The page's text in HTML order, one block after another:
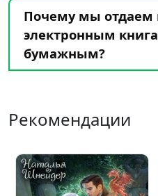
Почему мы отдаем
электронным
бумажным?
Рекомендации